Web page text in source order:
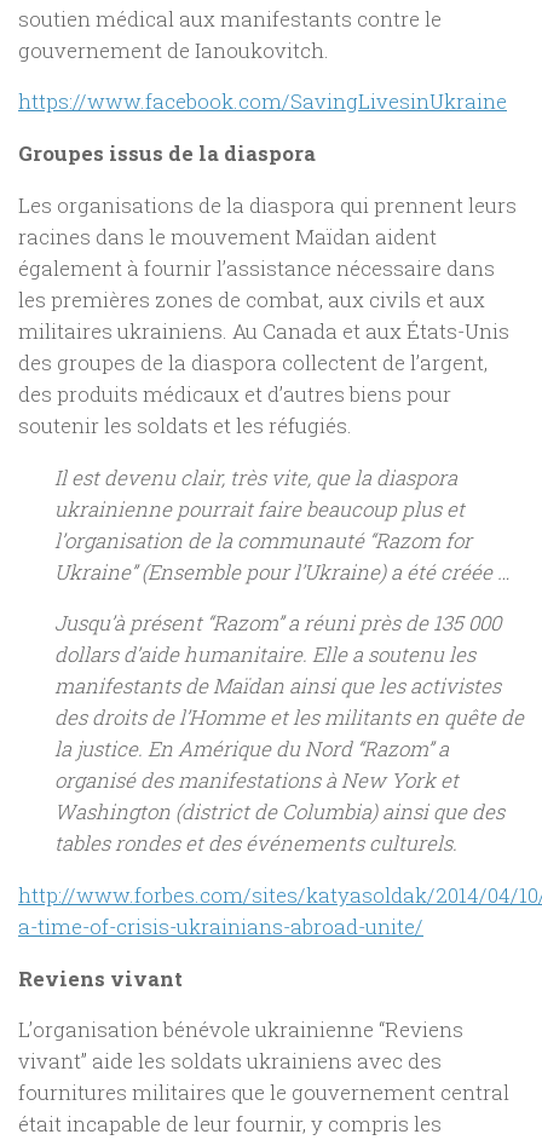
soutien médical aux manifestants contre le
gouvernement de Ianoukovitch.
https://www.facebook.com/SavingLivesinUkraine
Groupes issus de la diaspora
Les organisations de la diaspora qui prennent leurs
racines dans le mouvement Maïdan aident
également à fournir l’assistance nécessaire dans
les premières zones de combat, aux civils et aux
militaires ukrainiens. Au Canada et aux États-Unis
des groupes de la diaspora collectent de l’argent,
des produits médicaux et d’autres biens pour
soutenir les soldats et les réfugiés.
Il est devenu clair, très vite, que la diaspora
ukrainienne pourrait faire beaucoup plus et
l’organisation de la communauté “Razom for
Ukraine” (Ensemble pour l’Ukraine) a été créée …
Jusqu’à présent “Razom” a réuni près de 135 000
dollars d’aide humanitaire. Elle a soutenu les
manifestants de Maïdan ainsi que les activistes
des droits de l’Homme et les militants en quête de
la justice. En Amérique du Nord “Razom” a
organisé des manifestations à New York et
Washington (district de Columbia) ainsi que des
tables rondes et des événements culturels.
http://www.forbes.com/sites/katyasoldak/2014/04/
a-time-of-crisis-ukrainians-abroad-unite/
Reviens vivant
L’organisation bénévole ukrainienne “Reviens
vivant” aide les soldats ukrainiens avec des
fournitures militaires que le gouvernement central
était incapable de leur fournir, y compris les